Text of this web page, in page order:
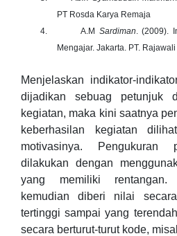
PT Rosda Karya Remaja
4.
A.M Sardiman. (2009).
Mengajar. Jakarta. PT.
Menjelaskan indikator-
dijadikan sebuag petunjuk
kegiatan, maka kini saatnya
keberhasilan kegiatan
motivasinya.
dilakukan dengan
yang memiliki rentangan.
kemudian diberi nilai
tertinggi sampai yang
secara berturut-turut kode,